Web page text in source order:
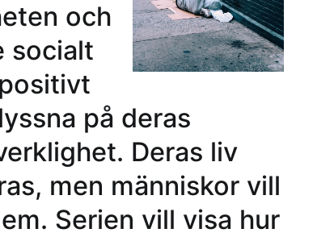
och
socialt
på deras
Deras liv
men människor vill
Serien vill visa hur